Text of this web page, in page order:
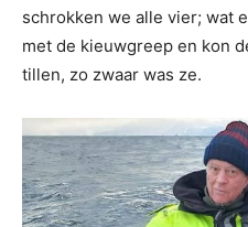
schrokken we alle vier; wat
met de kieuwgreep en kon
tillen, zo zwaar was ze.